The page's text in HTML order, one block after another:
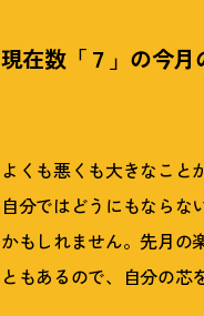
現在数「７」の今月
よくも悪くも大きなこと
自分ではどうにもならな
かもしれません。先月の
ともあるので、自分の芯